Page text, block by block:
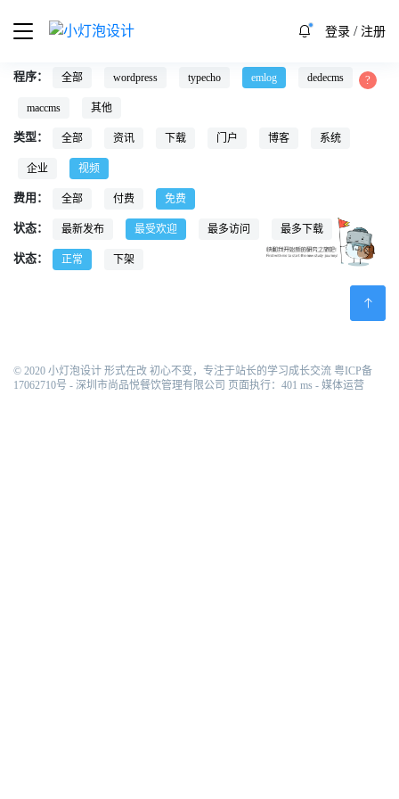
登录/ 注册
程序： 全部 wordpress typecho emlog dedecms
maccms 其他
类型： 全部 资讯 下载 门户 博客 系统
企业 视频
费用： 全部 付费 免费
状态： 最新发布 最受欢迎 最多访问 最多下载
状态： 正常 下架
© 2020 小灯泡设计 形式在改 初心不变，专注于站长的学习成长交流 粤ICP备
17062710号 - 深圳市尚品悦餐饮管理有限公司 页面执行：401 ms - 媒体运营